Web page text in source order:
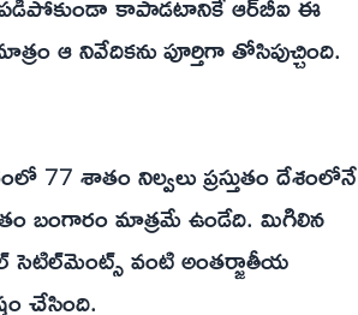
ఆ నివేదికను పూర్తిగా తోసిపుచ్చింది.
77 శాతం నిల్వలు ప్రస్తుతం దేశంలోనే
బంగారం మాత్రమే ఉండేది. మిగిలిన
సెటిల్‌మెంట్స్ వంటి అంతర్జాతీయ
చేసింది.